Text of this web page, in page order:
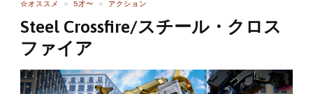
☆オススメ 5才〜 アクション
Steel Crossfire/スチール・クロス
ファイア